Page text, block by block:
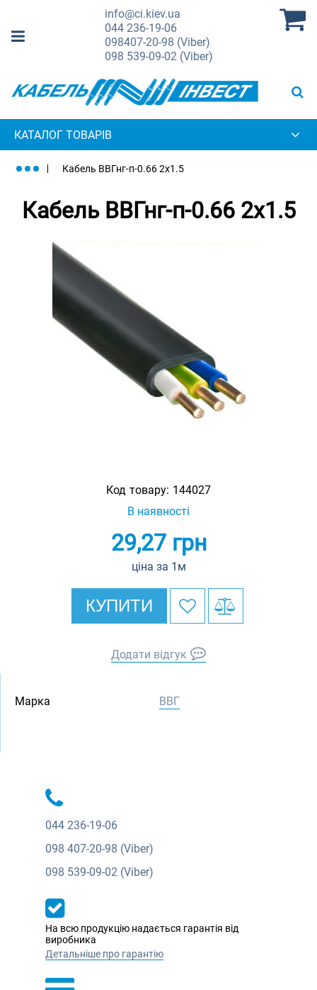
info@ci.kiev.ua
044236-19-06
098407-20-98 (Viber)
098 539-09-02 (Viber)
КАТАЛОГ ТОВАРІВ
Кабель ВВГнг-п-0.66 2х1.5
Кабель ВВГнг-п-0.66 2х1.5
Код товару: 144027
В наявності
29,27грн
ціна за 1м
КУПИТИ
Додати відгук
Марка ВВГ
044 236-19-06
098 407-20-98 (Viber)
098 539-09-02 (Viber)
На всю продукцію надається гарантія від
виробника
Детальніше про гарантію